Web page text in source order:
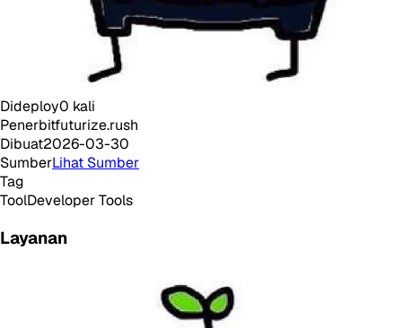
Dideploy0 kali
Penerbitfuturize.rush
Dibuat2026-03-30
SumberLihat Sumber
Tag
ToolDeveloper Tools
Layanan